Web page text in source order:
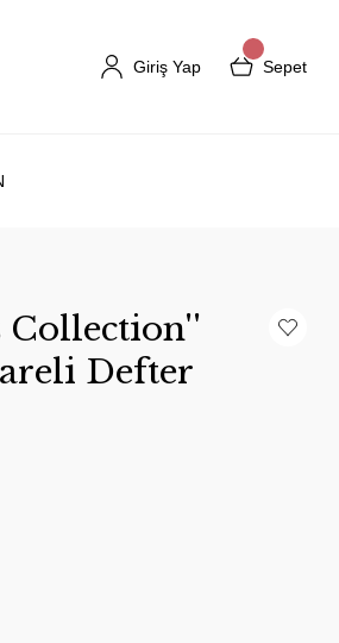
Giriş Yap Sepet
Collection''
Defter